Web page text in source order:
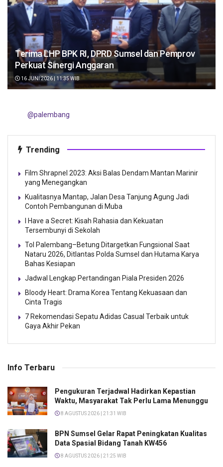
Terima LHP BPK RI, DPRD Sumsel dan Pemprov
Perkuat Sinergi Anggaran
16 JUNI 2026 | 11:35 WIB
@palembang
Trending
Film Shrapnel 2023: Aksi Balas Dendam Mantan Marinir
yang Menegangkan
Kualitasnya Mantap, Jalan Desa Tanjung Agung Jadi
Contoh Pembangunan di Muba
I Have a Secret: Kisah Rahasia dan Kekuatan
Tersembunyi di Sekolah
Tol Palembang–Betung Ditargetkan Fungsional Saat
Nataru 2026, Ditlantas Polda Sumsel dan Hutama Karya
Bahas Kesiapan
Jadwal Lengkap Pertandingan Piala Presiden 2026
Bloody Heart: Drama Korea Tentang Kekuasaan dan
Cinta Tragis
7 Rekomendasi Sepatu Adidas Casual Terbaik untuk
Gaya Akhir Pekan
Info Terbaru
Pengukuran Terjadwal Hadirkan Kepastian
Waktu, Masyarakat Tak Perlu Lama Menunggu
8 AGUSTUS 2026 | 21:31 WIB
BPN Sumsel Gelar Rapat Peningkatan Kualitas
Data Spasial Bidang Tanah KW456
8 AGUSTUS 2026 | 21:25 WIB